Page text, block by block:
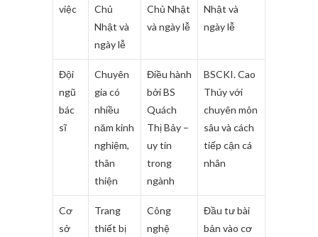
việc
Chủ
Nhật và
ngày lễ
Chủ Nhật
và ngày lễ
Nhật và
ngày lễ
Đội
ngũ
bác
sĩ
Chuyên
gia có
nhiều
năm kinh
nghiệm,
thân
thiện
Điều hành
bởi BS
Quách
Thị Bảy –
uy tín
trong
ngành
BSCKI. Cao
Thúy với
chuyên môn
sâu và cách
tiếp cận cá
nhân
Cơ
sở
Trang
thiết bị
Công
nghệ
Đầu tư bài
bản vào cơ